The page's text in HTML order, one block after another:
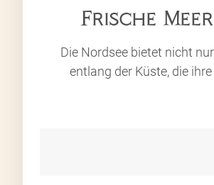
Frische
Die Nordsee bietet nicht
entlang der Küste, die